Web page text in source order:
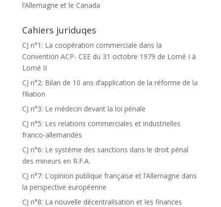
l’Allemagne et le Canada
Cahiers juriduqes
CJ n°1: La coopération commerciale dans la
Convention ACP- CEE du 31 octobre 1979 de Lomé I à
Lomé II
CJ n°2: Bilan de 10 ans d’application de la réforme de la
filiation
CJ n°3: Le médecin devant la loi pénale
CJ n°5: Les relations commerciales et industrielles
franco-allemandes
CJ n°6: Le système des sanctions dans le droit pénal
des mineurs en R.F.A.
CJ n°7: L’opinion publique française et l’Allemagne dans
la perspective européenne
CJ n°8: La nouvelle décentralisation et les finances